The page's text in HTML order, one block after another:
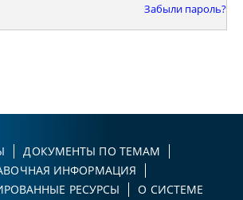
Забыли пароль?
ДОКУМЕНТЫ ПО ТЕМАМ
ИНФОРМАЦИЯ
РЕСУРСЫ
О СИСТЕМЕ